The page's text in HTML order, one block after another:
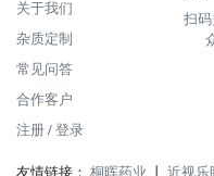
关于我们
杂质定制
常见问答
合作客户
注册 / 登录
扫